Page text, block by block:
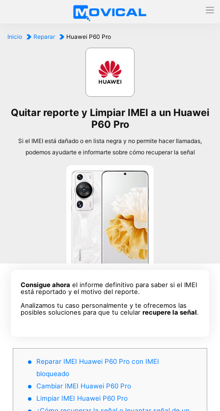
Inicio Reparar Huawei P60 Pro
Quitar reporte y Limpiar IMEI a un Huawei
P60 Pro
Si el IMEI está dañado o en lista negra y no permite hacer llamadas,
podemos ayudarte e informarte sobre cómo recuperar la señal
Consigue ahora el informe definitivo para saber si el IMEI
está reportado y el motivo del reporte.
Analizamos tu caso personalmente y te ofrecemos las
posibles soluciones para que tu celularrecupere la señal.
Reparar IMEI Huawei P60 Pro con IMEI
bloqueado
Cambiar IMEI Huawei P60 Pro
Limpiar IMEI Huawei P60 Pro